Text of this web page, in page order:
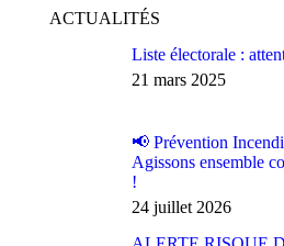
ACTUALITÉS
Liste électorale :
21 mars 2025
📢 Prévention
Agissons ensemble
!
24 juillet 2026